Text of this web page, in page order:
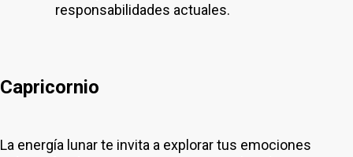
responsabilidades actuales.
Capricornio
La energía lunar te invita a explorar tus emociones